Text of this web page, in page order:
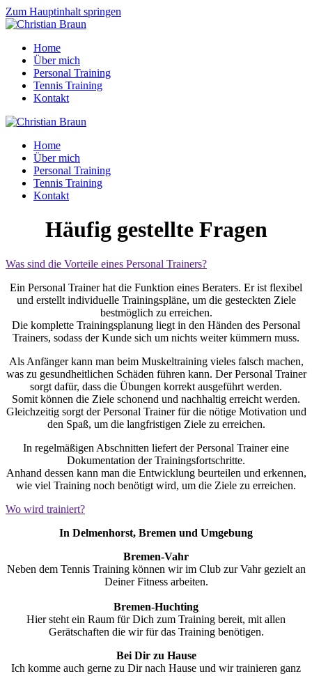
Zum Hauptinhalt springen
Home
Über mich
Personal Training
Tennis Training
Kontakt
Home
Über mich
Personal Training
Tennis Training
Kontakt
Häufig gestellte Fragen
Was sind die Vorteile eines Personal Trainers?
Ein Personal Trainer hat die Funktion eines Beraters. Er ist flexibel
und erstellt individuelle Trainingspläne, um die gesteckten Ziele
bestmöglich zu erreichen.
Die komplette Trainingsplanung liegt in den Händen des Personal
Trainers, sodass der Kunde sich um nichts weiter kümmern muss.
Als Anfänger kann man beim Muskeltraining vieles falsch machen,
was zu gesundheitlichen Schäden führen kann. Der Personal Trainer
sorgt dafür, dass die Übungen korrekt ausgeführt werden.
Somit können die Ziele schonend und nachhaltig erreicht werden.
Gleichzeitig sorgt der Personal Trainer für die nötige Motivation und
den Spaß, um die langfristigen Ziele zu erreichen.
In regelmäßigen Abschnitten liefert der Personal Trainer eine
Dokumentation der Trainingsfortschritte.
Anhand dessen kann man die Entwicklung beurteilen und erkennen,
wie viel Training noch benötigt wird, um die Ziele zu erreichen.
Wo wird trainiert?
In Delmenhorst, Bremen und Umgebung
Bremen-Vahr
Neben dem Tennis Training können wir im Club zur Vahr gezielt an
Deiner Fitness arbeiten.
Bremen-Huchting
Hier steht ein Raum für Dich zum Training bereit, mit allen
Gerätschaften die wir für das Training benötigen.
Bei Dir zu Hause
Ich komme auch gerne zu Dir nach Hause und wir trainieren ganz